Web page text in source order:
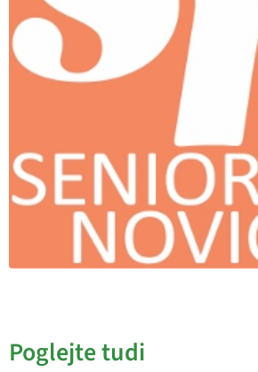
Poglejte tudi